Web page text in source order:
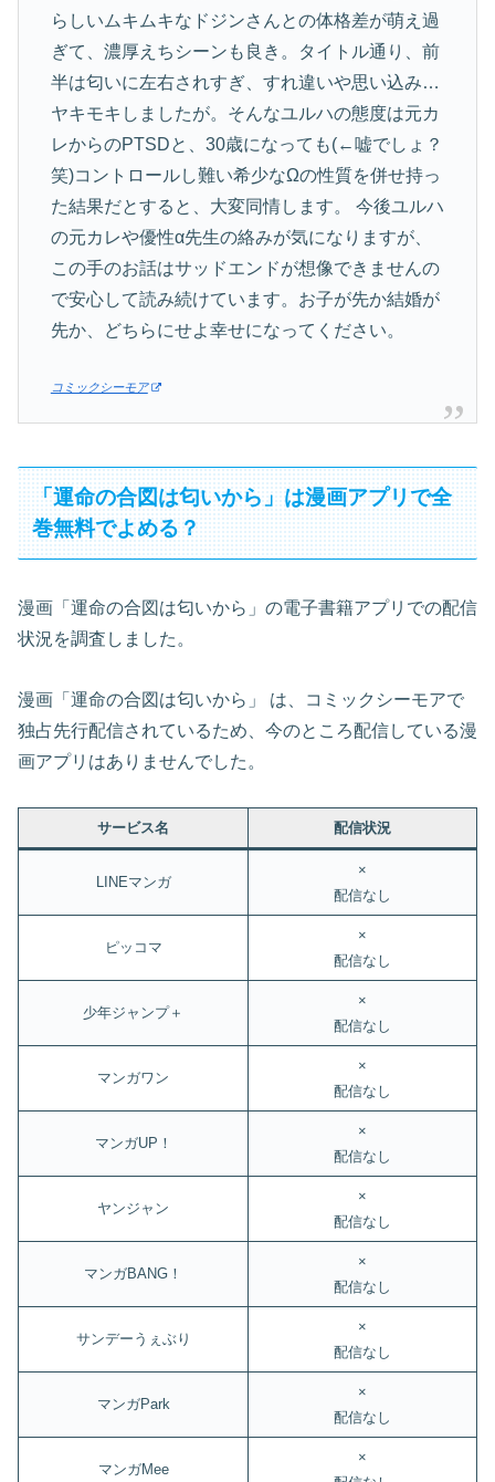
らしいムキムキなドジンさんとの体格差が萌え過
ぎて、濃厚えちシーンも良き。タイトル通り、前
半は匂いに左右されすぎ、すれ違いや思い込み…
ヤキモキしましたが。そんなユルハの態度は元カ
レからのPTSDと、30歳になっても(←嘘でしょ？
笑)コントロールし難い希少なΩの性質を併せ持っ
た結果だとすると、大変同情します。 今後ユルハ
の元カレや優性α先生の絡みが気になりますが、
この手のお話はサッドエンドが想像できませんの
で安心して読み続けています。お子が先か結婚が
先か、どちらにせよ幸せになってください。
コミックシーモア
「運命の合図は匂いから」は漫画アプリで全
巻無料でよめる？
漫画「運命の合図は匂いから」の電子書籍アプリでの配信
状況を調査しました。
漫画「運命の合図は匂いから」 は、コミックシーモアで
独占先行配信されているため、今のところ配信している漫
画アプリはありませんでした。
サービス名 配信状況
LINEマンガ
×
配信なし
ピッコマ
×
配信なし
少年ジャンプ＋
×
配信なし
マンガワン
×
配信なし
マンガUP！
×
配信なし
ヤンジャン
×
配信なし
マンガBANG！
×
配信なし
サンデーうぇぶり
×
配信なし
マンガPark
×
配信なし
マンガMee
×